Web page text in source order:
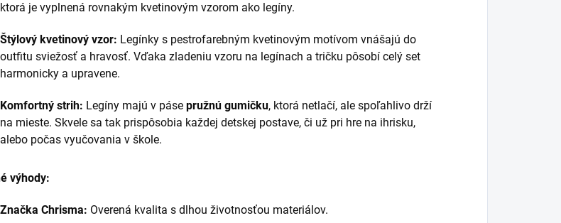
ktorá je vyplnená rovnakým kvetinovým vzorom ako legíny.
Štýlový kvetinový vzor: Legínky s pestrofarebným kvetinovým motívom vnášajú do
outfitu sviežosť a hravosť. Vďaka zladeniu vzoru na legínach a tričku pôsobí celý set
harmonicky a upravene.
Komfortný strih: Legíny majú v páse pružnú gumičku, ktorá netlačí, ale spoľahlivo drží
na mieste. Skvele sa tak prispôsobia každej detskej postave, či už pri hre na ihrisku,
alebo počas vyučovania v škole.
výhody:
Značka Chrisma: Overená kvalita s dlhou životnosťou materiálov.